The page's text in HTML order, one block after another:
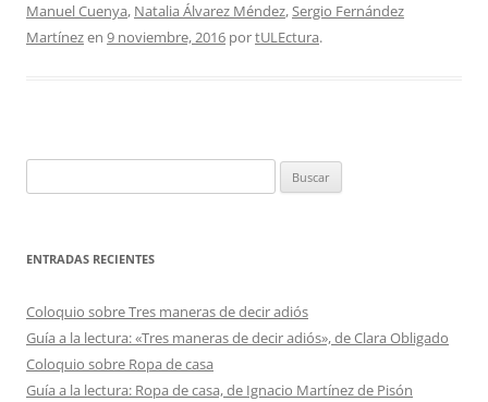
Manuel Cuenya, Natalia Álvarez Méndez,Sergio Fernández
Martínezen 9 noviembre, 2016 portULEctura.
ENTRADAS RECIENTES
Coloquio sobre Tres maneras de decir adiós
Guía a la lectura: «Tres maneras de decir adiós», de Clara Obligado
Coloquio sobre Ropa de casa
Guía a la lectura: Ropa de casa, de Ignacio Martínez de Pisón